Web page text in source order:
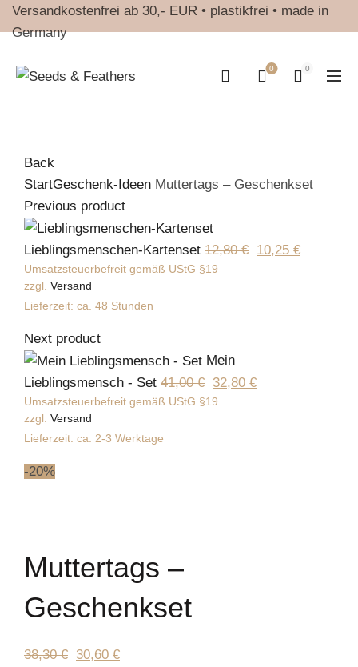
Versandkostenfrei ab 30,- EUR • plastikfrei • made in
Germany
0 0
Back
StartGeschenk-Ideen Muttertags – Geschenkset
Previous product
Lieblingsmenschen-Kartenset 12,80€ Ursprünglicher
10,25 €
Umsatzsteuerbefreit gemäß UStG §19
zzgl. Versand
Lieferzeit: ca. 48 Stunden
Next product
Mein
Lieblingsmensch - Set 41,00€ Ursprünglicher
Preis
32,80 €
Umsatzsteuerbefreit gemäß UStG §19
zzgl. Versand
Lieferzeit: ca. 2-3 Werktage
-20%
Muttertags –
Geschenkset
38,30€ Ursprünglicher
30,60 €